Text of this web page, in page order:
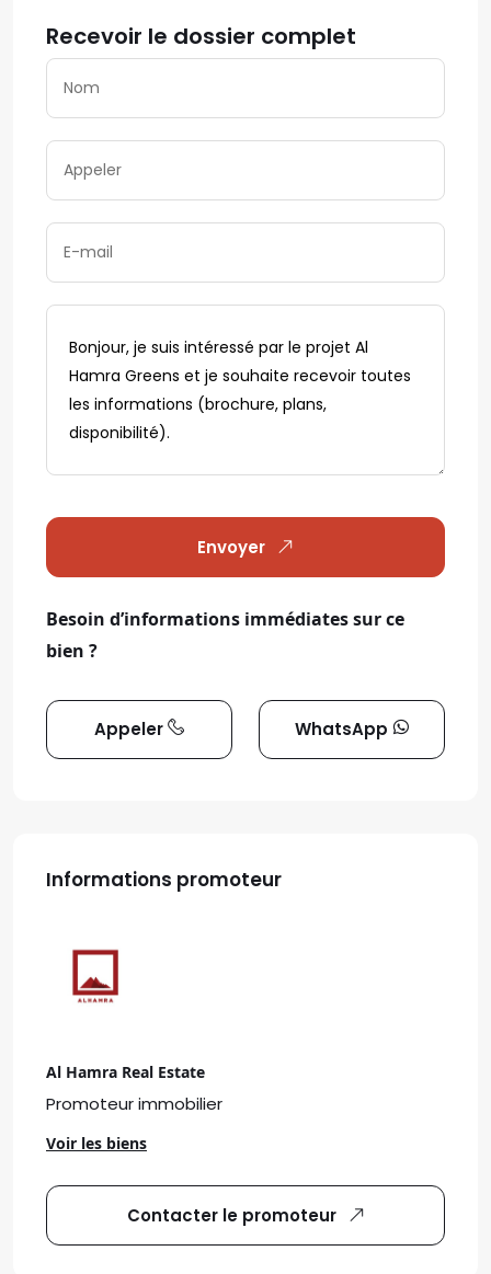
Recevoir le dossier complet
Envoyer
Besoin d’informations immédiates sur ce
bien ?
Appeler WhatsApp
Informations promoteur
Al Hamra Real Estate
Promoteur immobilier
Voir les biens
Contacter le promoteur